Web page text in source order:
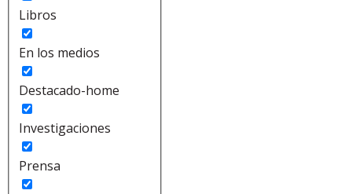
Libros
En los medios
Destacado-home
Investigaciones
Prensa